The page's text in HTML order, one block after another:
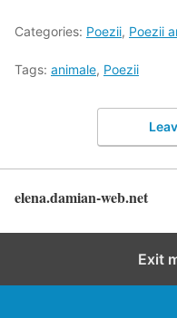
Categories: Poezii, Poezii
Tags: animale, Poezii
elena.damian-web.net
Exit